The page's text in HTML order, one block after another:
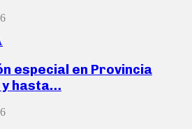
especial en Provincia
y hasta…